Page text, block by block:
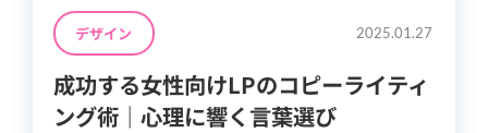
デザイン 2025.01.27
成功する女性向けLPのコピーライティ
ング術｜心理に響く言葉選び